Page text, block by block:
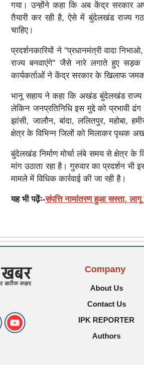
गया। उन्होंने कहा कि अब केंद्र सरकार
तैयारी कर रही है, ऐसे में बुंदेलखंड राज्य
चाहिए।
प्रदर्शनकारियों ने "प्रधानमंत्री वादा
राज्य बनवाएंगे" जैसे नारे लगाते हुए सड़क
कार्यकर्ताओं ने केंद्र सरकार के खिलाफ
भानू सहाय ने कहा कि अखंड बुंदेलखंड
लेकिन जनप्रतिनिधि इस मुद्दे को प्रभावी
झांसी, जालौन, बांदा, ललितपुर, महोबा,
क्षेत्र के विभिन्न जिलों को मिलाकर पृथक
बुंदेलखंड निर्माण मोर्चा लंबे समय से क्षेत्र
मांग उठाता रहा है। गुरुवार का प्रदर्शन
मामले में विधिक कार्रवाई की जा रही है।
यह भी पढ़ेंः-संपत्ति नामांतरण हुआ सस्ता,
Company
About Us
Contact Us
IPK REPORTER
Authors